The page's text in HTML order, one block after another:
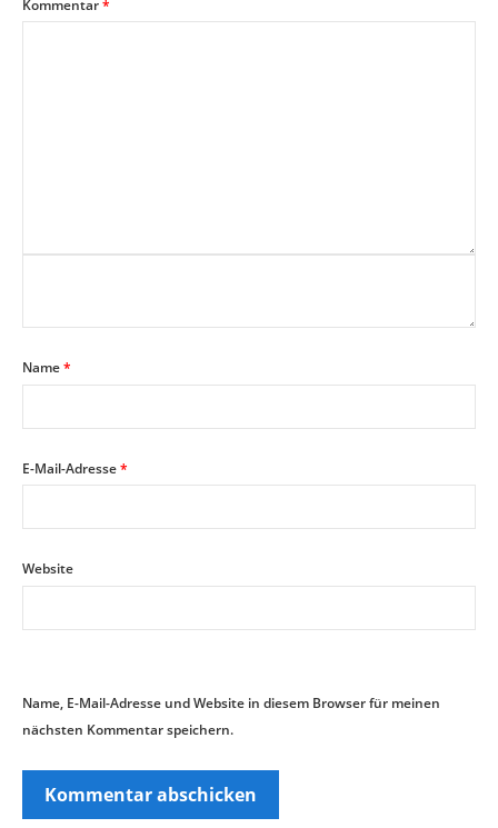
Kommentar*
Name*
E-Mail-Adresse*
Website
Name, E-Mail-Adresse und Website in diesem Browser für meinen
nächsten Kommentar speichern.